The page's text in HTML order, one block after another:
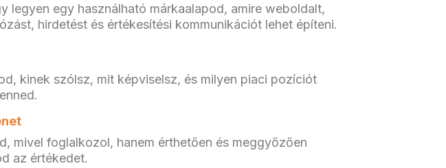
legyen egy használható márkaalapod, amire weboldalt,
hirdetést és értékesítési kommunikációt lehet építeni.
kinek szólsz, mit képviselsz, és milyen piaci pozíciót
mivel foglalkozol, hanem érthetően és meggyőzően
az értékedet.